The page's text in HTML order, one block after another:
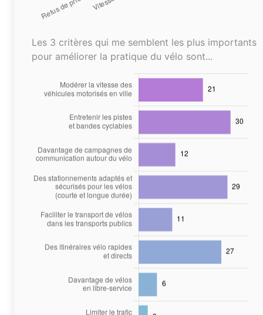
Les 3 critères qui me semblent les plus importants
pour améliorer la pratique du vélo sont...